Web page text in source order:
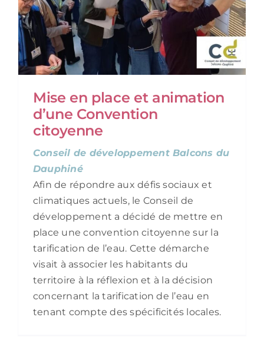
Mise en place et animation
d’une Convention
citoyenne
Conseil de développement Balcons du
Dauphiné
Afin de répondre aux défis sociaux et
climatiques actuels, le Conseil de
développement a décidé de mettre en
place une convention citoyenne sur la
tarification de l’eau. Cette démarche
visait à associer les habitants du
territoire à la réflexion et à la décision
concernant la tarification de l’eau en
tenant compte des spécificités locales.